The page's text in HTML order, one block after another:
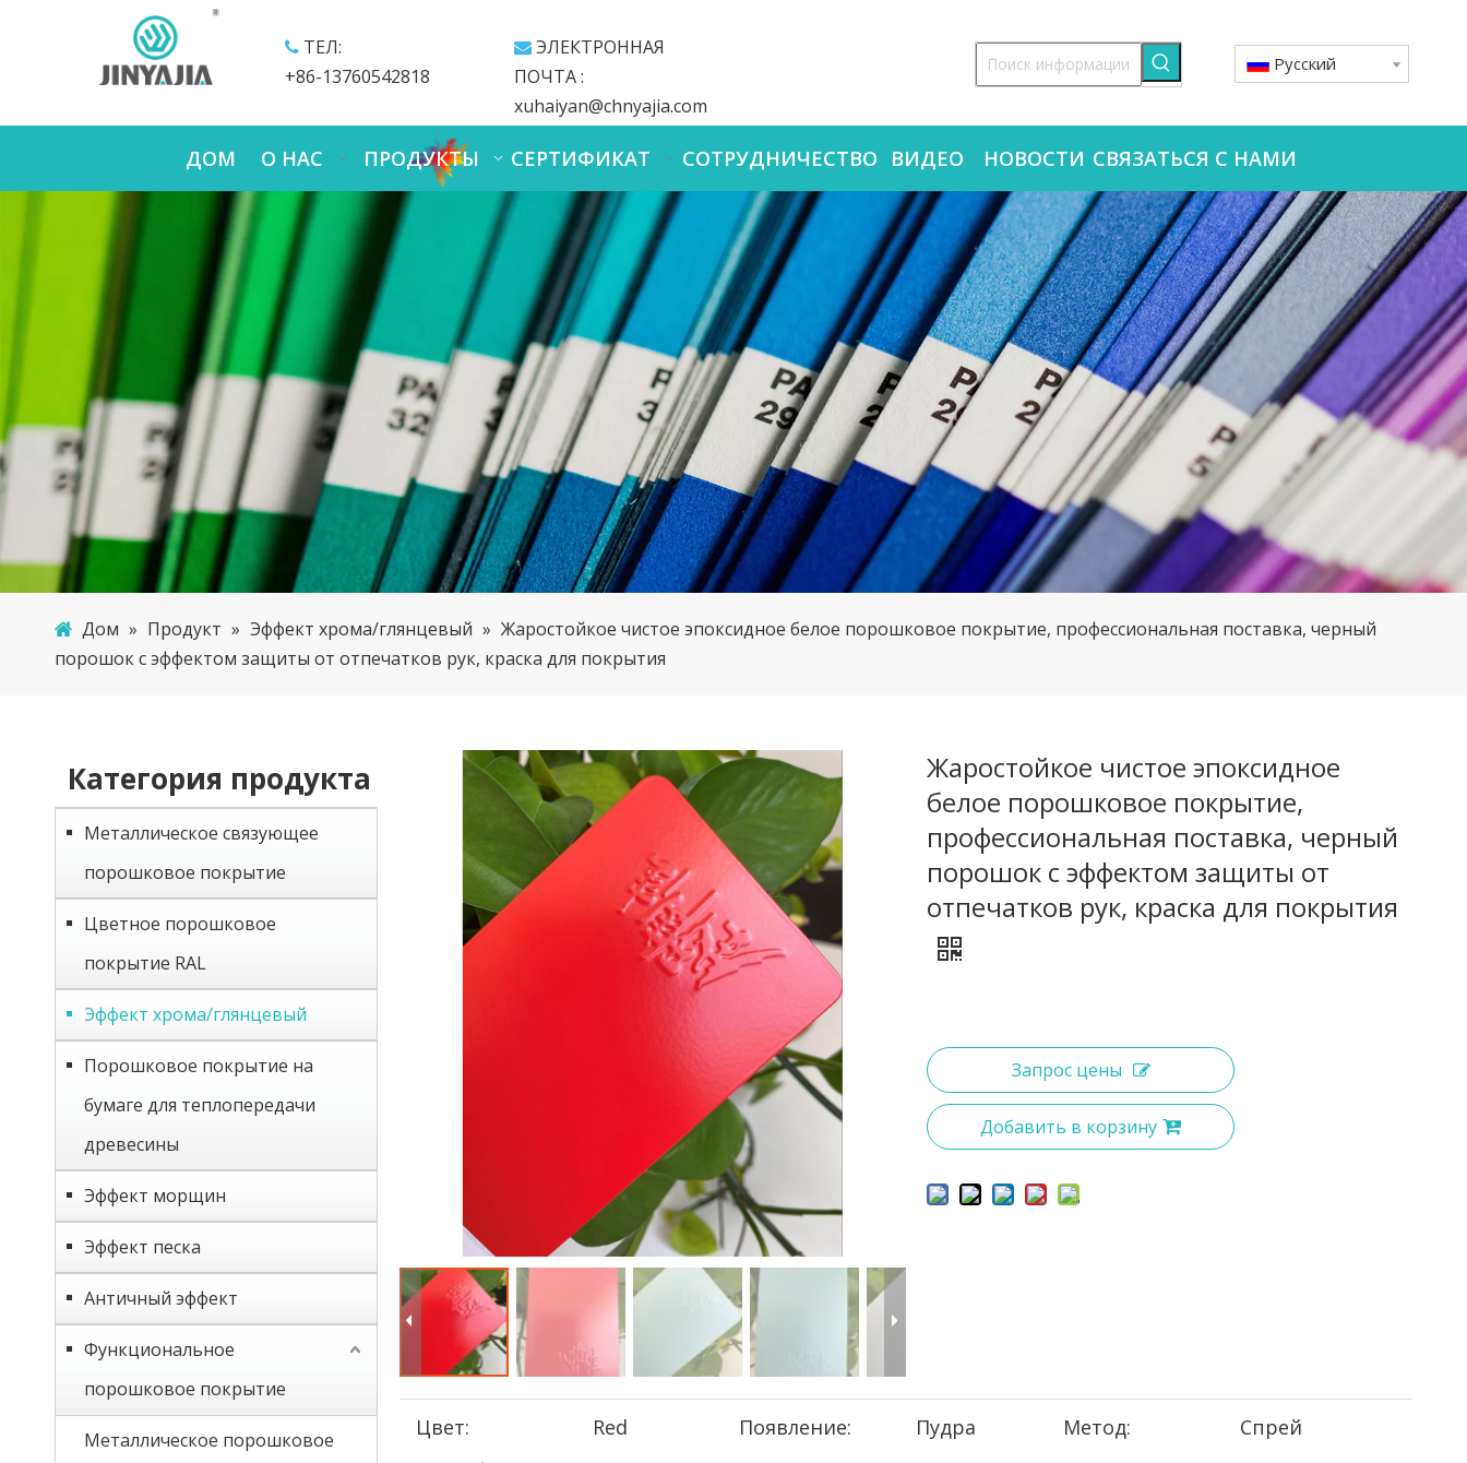
ТЕЛ:
+86-13760542818
 ЭЛЕКТРОННАЯ
ПОЧТА :
xuhaiyan@chnyajia.com
Pусский
ДОМ О НАС ПРОДУКТЫ СЕРТИФИКАТ СОТРУДНИЧЕСТВО ВИДЕО НОВОСТИ СВЯЗАТЬСЯ С НАМИ
Дом » Продукт » Эффект хрома/глянцевый » Жаростойкое чистое эпоксидное белое порошковое покрытие, профессиональная поставка, черный
порошок с эффектом защиты от отпечатков рук, краска для покрытия
Категория продукта
Металлическое связующее
порошковое покрытие
Цветное порошковое
покрытие RAL
Эффект хрома/глянцевый
Порошковое покрытие на
бумаге для теплопередачи
древесины
Эффект морщин
Эффект песка
Античный эффект
Функциональное
порошковое покрытие
Металлическое порошковое
Жаростойкое чистое эпоксидное
белое порошковое покрытие,
профессиональная поставка, черный
порошок с эффектом защиты от
отпечатков рук, краска для покрытия
Запрос цены
Добавить в корзину
Цвет: Red Появление: Пудра Метод:
Спрей